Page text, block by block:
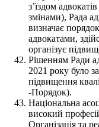
з’їздом
змінами), Рада
визначає
адвокатами,
організує
Рішенням Ради
2021 року було
підвищення
-Порядок).
Національна
високий
Організація та